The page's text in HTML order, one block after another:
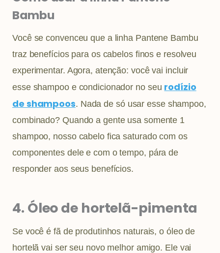
Bambu
Você se convenceu que a linha Pantene Bambu
traz benefícios para os cabelos finos e resolveu
experimentar. Agora, atenção: você vai incluir
esse shampoo e condicionador no seu rodízio
de shampoos. Nada de só usar esse shampoo,
combinado? Quando a gente usa somente 1
shampoo, nosso cabelo fica saturado com os
componentes dele e com o tempo, pára de
responder aos seus benefícios.
4. Óleo de hortelã-pimenta
Se você é fã de produtinhos naturais, o óleo de
hortelã vai ser seu novo melhor amigo. Ele vai